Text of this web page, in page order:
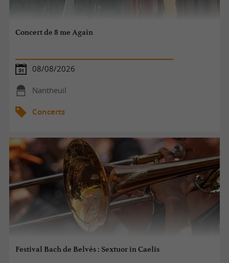
Concert de 8 me Again
08/08/2026
Nantheuil
Concerts
Festival Bach de Belvès : Sextuor in Caelis